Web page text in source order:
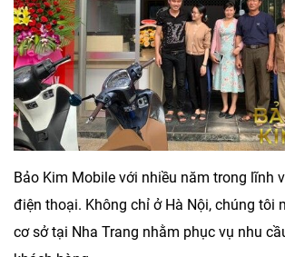
Bảo Kim Mobile với nhiều năm trong lĩnh
điện thoại. Không chỉ ở Hà Nội, chúng tôi
cơ sở tại Nha Trang nhằm phục vụ nhu